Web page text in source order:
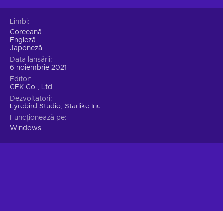
Limbi
Coreeană
Engleză
Japoneză
Data lansării
6 noiembrie 2021
Editor
CFK Co., Ltd.
Dezvoltatori
Lyrebird Studio, Starlike Inc.
Funcționează pe
Windows